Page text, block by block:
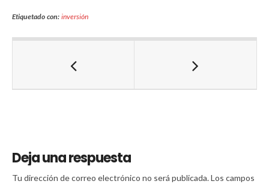
Etiquetado con: inversión
Deja una respuesta
Tu dirección de correo electrónico no será publicada.Los campos